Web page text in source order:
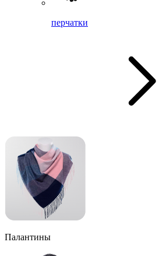
перчатки
Палантины